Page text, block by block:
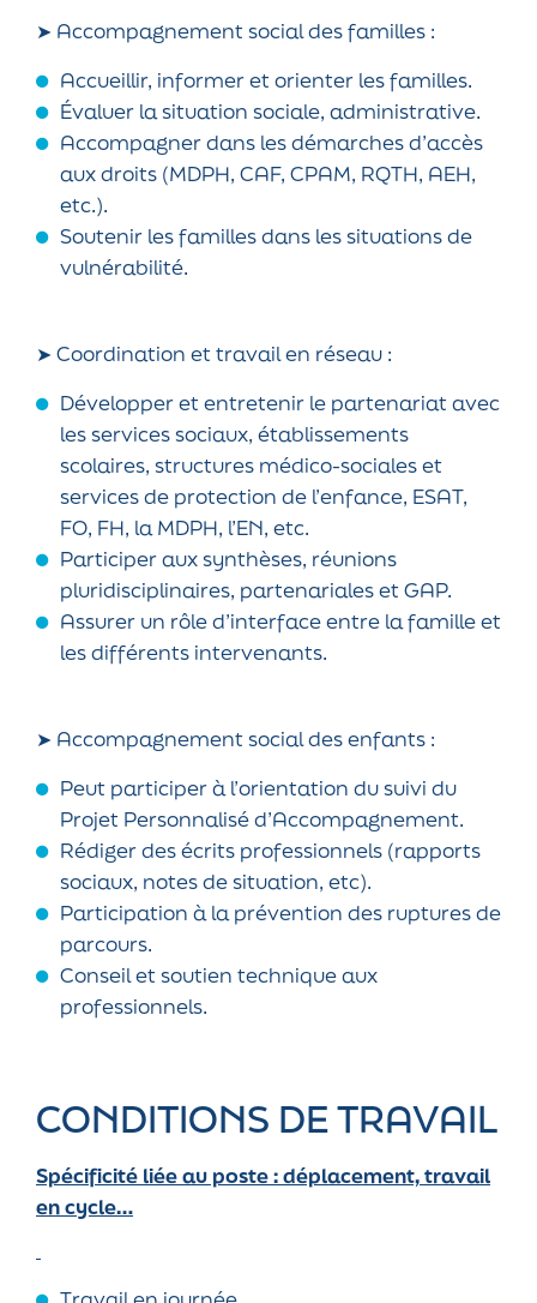
➤ Accompagnement social des familles :
Accueillir, informer et orienter les familles.
Évaluer la situation sociale, administrative.
Accompagner dans les démarches d’accès
aux droits (MDPH, CAF, CPAM, RQTH, AEH,
etc.).
Soutenir les familles dans les situations de
vulnérabilité.
➤ Coordination et travail en réseau :
Développer et entretenir le partenariat avec
les services sociaux, établissements
scolaires, structures médico-sociales et
services de protection de l’enfance, ESAT,
FO, FH, la MDPH, l’EN, etc.
Participer aux synthèses, réunions
pluridisciplinaires, partenariales et GAP.
Assurer un rôle d’interface entre la famille et
les différents intervenants.
➤ Accompagnement social des enfants :
Peut participer à l’orientation du suivi du
Projet Personnalisé d’Accompagnement.
Rédiger des écrits professionnels (rapports
sociaux, notes de situation, etc).
Participation à la prévention des ruptures de
parcours.
Conseil et soutien technique aux
professionnels.
CONDITIONS DE TRAVAIL
Spécificité liée au poste : déplacement, travail
en cycle…